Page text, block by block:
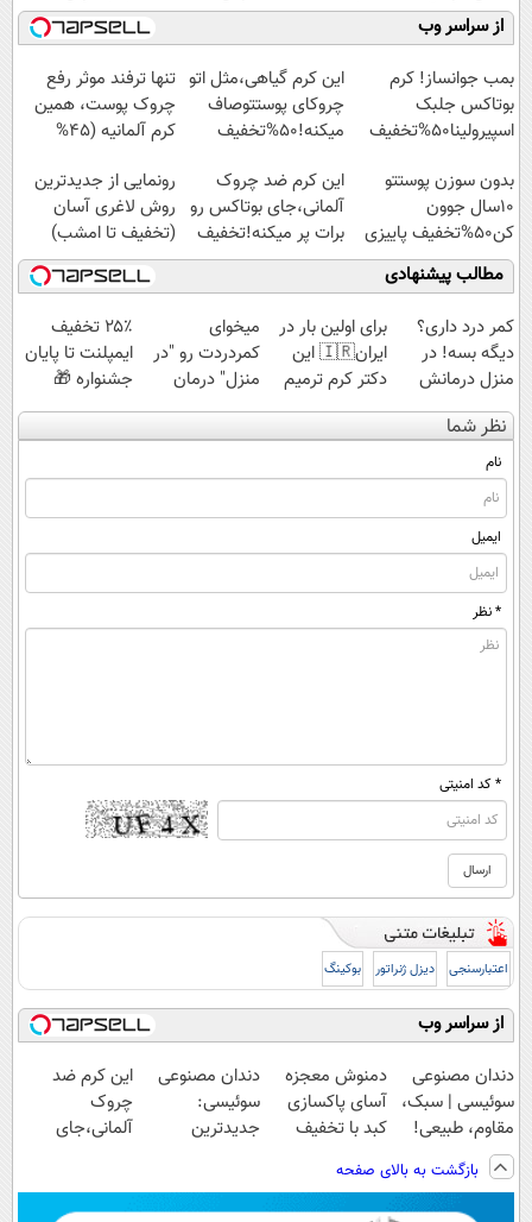
کنید!
◗پرسش‌نامه◖
موثر(تخفیف تا
امشب)
میلیاردر شد.
آموزش رایگان
فناوری اروپا،
سبک و مقاوم |
پرداخت قسطی
از سراسر وب
بمب جوانساز! کرم
بوتاکس جلبک
اسپیرولینا50%تخفیف
این کرم گیاهی،مثل اتو
چروکای پوستتوصاف
میکنه!50%تخفیف
تنها ترفند موثر رفع
چروک پوست، همین
کرم آلمانیه (45%
بدون سوزن پوستتو
10سال جوون
کن50%تخفیف پاییزی
این کرم ضد چروک
آلمانی،جای بوتاکس رو
برات پر میکنه!تخفیف
تا امشب
رونمایی از جدیدترین
روش لاغری آسان
(تخفیف تا امشب)
مطالب پیشنهادی
کمر درد داری؟
دیگه بسه! در
منزل درمانش
کن
(◀پرسش‌نامه)
برای اولین بار در
ایران🇮🇷 این
دکتر کرم ترمیم
کننده 23 روزه
میخوای
کمردردت رو "در
منزل" درمان
کنی؟ (◂فیلم +
۲۵٪ تخفیف
ایمپلنت تا پایان
جشنواره 🎁
نظر شما
نام
ایمیل
* نظر
* کد امنیتی
اعتبارسنجی دیزل ژنراتور بوکینگ
از سراسر وب
دندان مصنوعی
سوئیسی | سبک،
مقاوم، طبیعی!
ویزیت
رایگان+پرداخت
اقساطی😍
دمنوش معجزه
آسای پاکسازی
کبد با تخفیف
دندان مصنوعی
سوئیسی:
جدیدترین
پرداخت قسطی
این کرم ضد
چروک
آلمانی،جای
تا امشب
بازگشت به بالای صفحه